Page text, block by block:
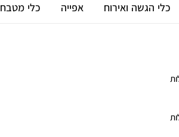
כלי הגשה ואירוח אפייה כלי מטבח
איך